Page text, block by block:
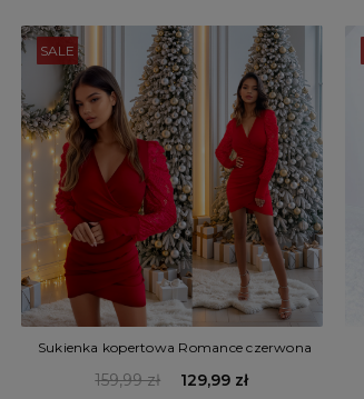
SALE
Sukienka kopertowa Romance czerwona
159,99 zł 129,99 zł